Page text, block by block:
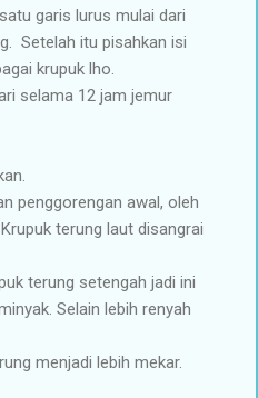
garis lurus mulai dari
Setelah itu pisahkan isi
krupuk lho.
selama 12 jam jemur
penggorengan awal, oleh
terung laut disangrai
terung setengah jadi ini
Selain lebih renyah
menjadi lebih mekar.